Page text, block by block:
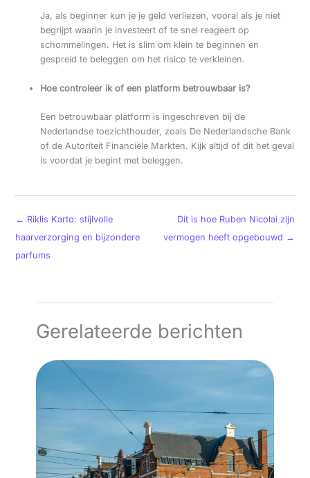
Ja, als beginner kun je je geld verliezen, vooral als je niet
begrijpt waarin je investeert of te snel reageert op
schommelingen. Het is slim om klein te beginnen en
gespreid te beleggen om het risico te verkleinen.
Hoe controleer ik of een platform betrouwbaar is?
Een betrouwbaar platform is ingeschreven bij de
Nederlandse toezichthouder, zoals De Nederlandsche Bank
of de Autoriteit Financiële Markten. Kijk altijd of dit het geval
is voordat je begint met beleggen.
← Riklis Karto: stijlvolle
haarverzorging en bijzondere
parfums
Dit is hoe Ruben Nicolai zijn
vermogen heeft opgebouwd →
Gerelateerde berichten